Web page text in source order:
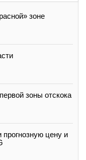
зоне
зоны отскока
цену и